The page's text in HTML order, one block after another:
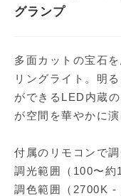
グランプ
多面カットの宝石
リングライト。明
ができるLED内蔵
が空間を華やかに演
付属のリモコンで
調光範囲（100〜約
調色範囲（2700K -